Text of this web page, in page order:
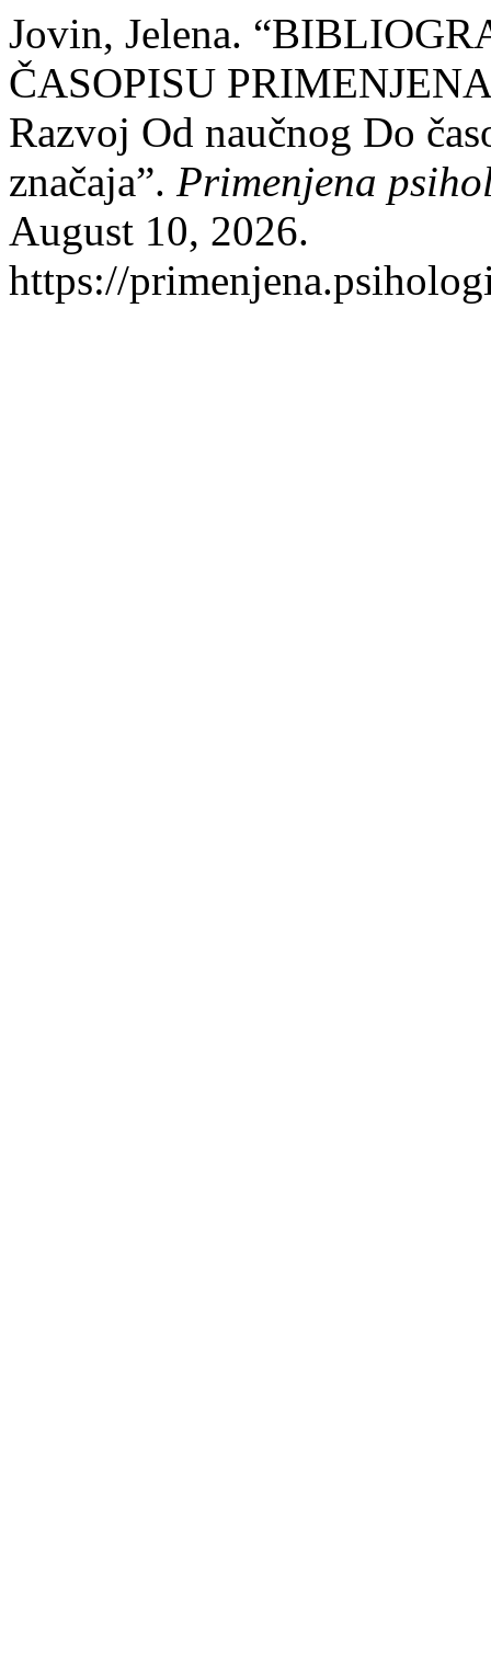
Jovin, Jelena.
ČASOPISU
Razvoj Od naučnog Do
značaja”. Primenjena
August 10, 2026.
https://